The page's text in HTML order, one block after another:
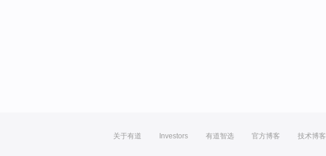
关于有道 Investors 有道智选 官方博客 技术博客